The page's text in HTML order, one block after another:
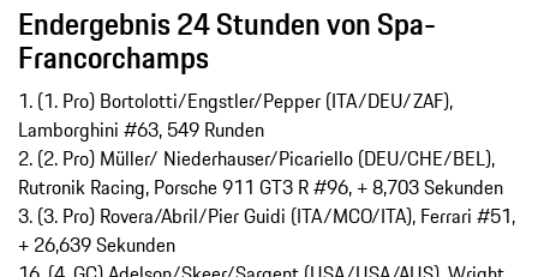
Endergebnis 24 Stunden von Spa-
Francorchamps
1. (1. Pro) Bortolotti/Engstler/Pepper (ITA/DEU/ZAF),
Lamborghini #63, 549 Runden
2. (2. Pro) Müller/ Niederhauser/Picariello (DEU/CHE/BEL),
Rutronik Racing, Porsche 911 GT3 R #96, + 8,703 Sekunden
3. (3. Pro) Rovera/Abril/Pier Guidi (ITA/MCO/ITA), Ferrari #51,
+ 26,639 Sekunden